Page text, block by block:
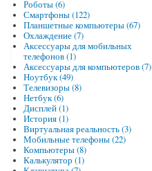
Роботы (6)
Смартфоны (122)
Планшетные компьютеры (67)
Охлаждение (7)
Аксессуары для мобильных
телефонов (1)
Аксессуары для компьютеров (7)
Ноутбук (49)
Телевизоры (8)
Нетбук (6)
Дисплей (1)
История (1)
Виртуальная реальность (3)
Мобильные телефоны (22)
Компьютеры (8)
Калькулятор (1)